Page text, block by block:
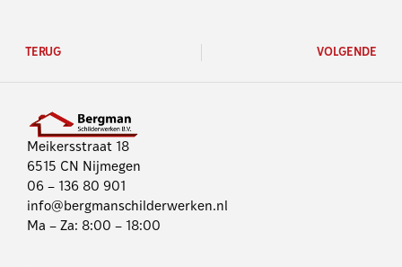
TERUG VOLGENDE
Meikersstraat 18
6515 CN Nijmegen
06 – 136 80 901
info@bergmanschilderwerken.nl
Ma – Za: 8:00 – 18:00